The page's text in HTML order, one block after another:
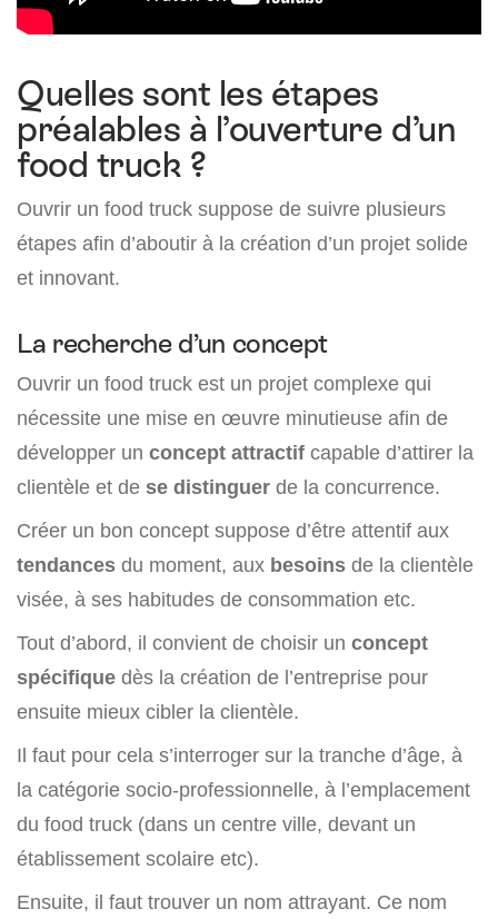
Quelles sont les étapes
préalables à l’ouverture d’un
food truck ?
Ouvrir un food truck suppose de suivre plusieurs
étapes afin d’aboutir à la création d’un projet solide
et innovant.
La recherche d’un concept
Ouvrir un food truck est un projet complexe qui
nécessite une mise en œuvre minutieuse afin de
développer un concept attractif capable d’attirer la
clientèle et de se distinguer de la concurrence.
Créer un bon concept suppose d’être attentif aux
tendances du moment, aux besoins de la clientèle
visée, à ses habitudes de consommation etc.
Tout d’abord, il convient de choisir un concept
spécifique dès la création de l’entreprise pour
ensuite mieux cibler la clientèle.
Il faut pour cela s’interroger sur la tranche d’âge, à
la catégorie socio-professionnelle, à l’emplacement
du food truck (dans un centre ville, devant un
établissement scolaire etc).
Ensuite, il faut trouver un nom attrayant. Ce nom